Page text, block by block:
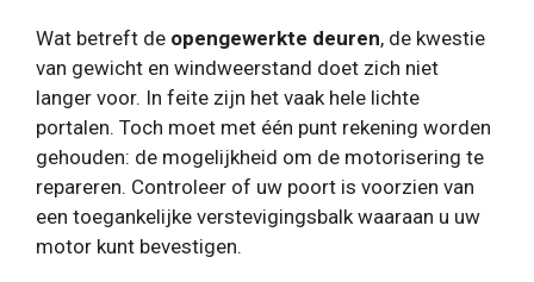
Wat betreft de opengewerkte deuren, de kwestie
van gewicht en windweerstand doet zich niet
langer voor. In feite zijn het vaak hele lichte
portalen. Toch moet met één punt rekening worden
gehouden: de mogelijkheid om de motorisering te
repareren. Controleer of uw poort is voorzien van
een toegankelijke verstevigingsbalk waaraan u uw
motor kunt bevestigen.